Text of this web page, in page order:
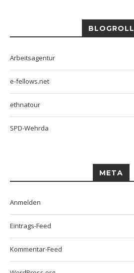
BLOGROLL
Arbeitsagentur
e-fellows.net
ethnatour
SPD-Wehrda
META
Anmelden
Eintrags-Feed
Kommentar-Feed